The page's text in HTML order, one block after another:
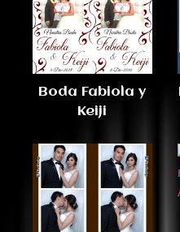
Boda Fabiola y
Keiji